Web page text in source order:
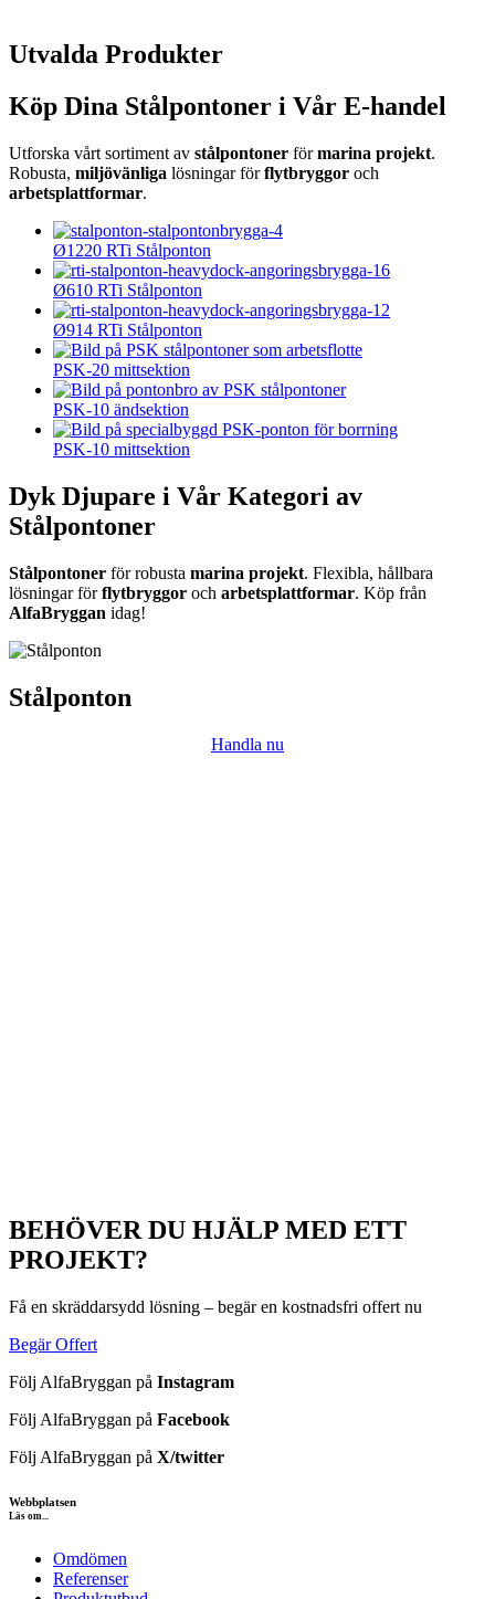
Utvalda Produkter
Köp Dina Stålpontoner i Vår E-handel
Utforska vårt sortiment av stålpontoner förmarina projekt.
Robusta, miljövänliga lösningar förflytbryggor och
arbetsplattformar.
Ø1220 RTi Stålponton
Ø610 RTi Stålponton
Ø914 RTi Stålponton
PSK-20 mittsektion
PSK-10 ändsektion
PSK-10 mittsektion
Dyk Djupare i Vår Kategori av
Stålpontoner
Stålpontoner för robusta marina projekt. Flexibla, hållbara
lösningar förflytbryggor och arbetsplattformar. Köp från
AlfaBryggan idag!
Stålponton
Handla nu
BEHÖVER DU HJÄLP MED ETT
PROJEKT?
Få en skräddarsydd lösning – begär en kostnadsfri offert nu
Begär Offert
Följ AlfaBryggan på Instagram
Följ AlfaBryggan på Facebook
Följ AlfaBryggan på X/twitter
Webbplatsen
Läs om...
Omdömen
Referenser